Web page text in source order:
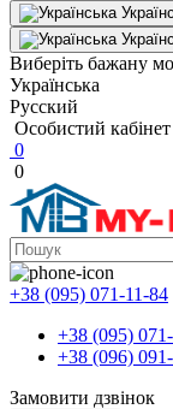
Виберіть бажану
Українська
Русский
Особистий кабінет
0
0
+38 (095) 071-11-84
+38 (095)
+38 (096)
Замовити дзвінок